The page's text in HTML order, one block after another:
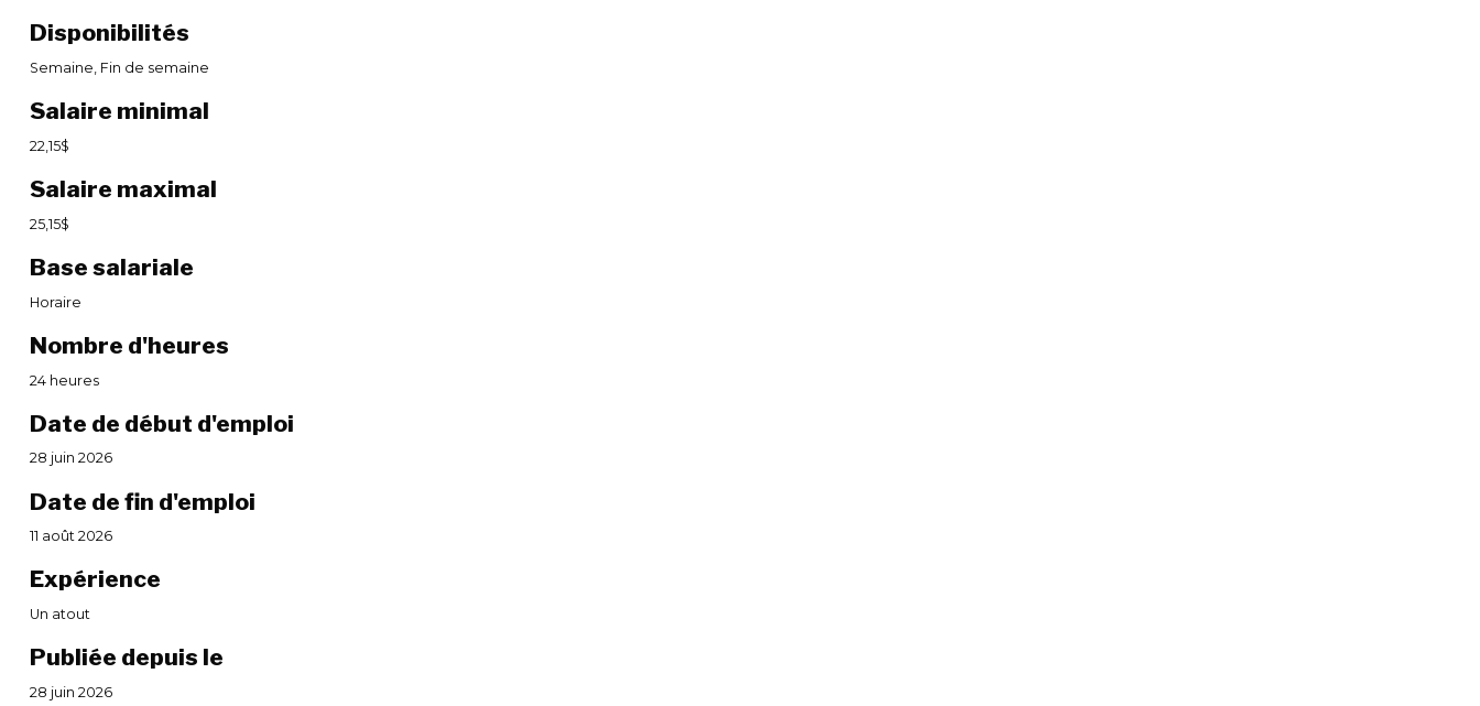
Disponibilités
Semaine, Fin de semaine
Salaire minimal
22,15$
Salaire maximal
25,15$
Base salariale
Horaire
Nombre d'heures
24 heures
Date de début d'emploi
28 juin 2026
Date de fin d'emploi
11 août 2026
Expérience
Un atout
Publiée depuis le
28 juin 2026